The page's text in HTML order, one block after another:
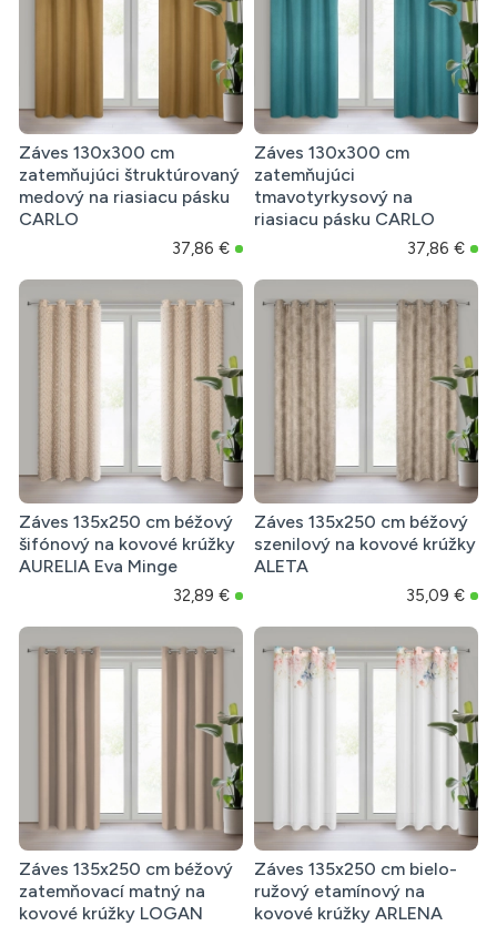
Záves 130x300 cm
zatemňujúci štruktúrovaný
medový na riasiacu pásku
CARLO
37,86 €
Záves 130x300 cm
zatemňujúci
tmavotyrkysový na
riasiacu pásku CARLO
37,86 €
Záves 135x250 cm béžový
šifónový na kovové krúžky
AURELIA Eva Minge
32,89 €
Záves 135x250 cm béžový
szenilový na kovové krúžky
ALETA
35,09 €
Záves 135x250 cm béžový
zatemňovací matný na
kovové krúžky LOGAN
Záves 135x250 cm bielo-
ružový etamínový na
kovové krúžky ARLENA